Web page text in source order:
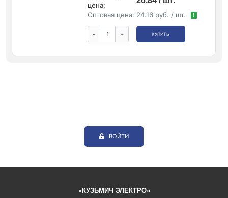
цена:
Оптовая цена: 24.16 руб. / шт. !
- + КУПИТЬ
ВОЙТИ
«КУЗЬМИЧ ЭЛЕКТРО»